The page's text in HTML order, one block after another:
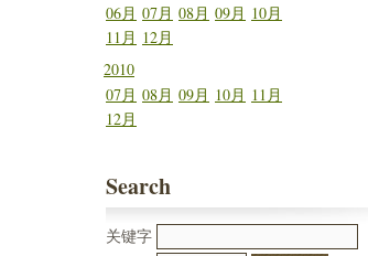
06月 07月 08月 09月 10月
11月 12月
2010
07月 08月 09月 10月 11月
12月
Search
关键字